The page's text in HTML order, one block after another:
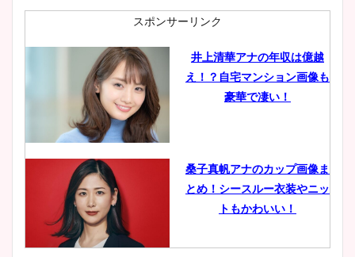
肉も凄い！
鈴木唯の太ってた時の体重が
ヤバすぎww原因や痩せたダ
豊島実季アナのカップ画像ま
とめ！美脚や水着姿に年齢も
スポンサーリンク
井上清華アナの年収は億越
え！？自宅マンション画像も
豪華で凄い！
桑子真帆アナのカップ画像ま
とめ！シースルー衣装やニッ
トもかわいい！